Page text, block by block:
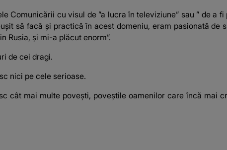
Comunicării cu visul de ”a lucra în televiziune” sau ” de a
să facă și practică în acest domeniu, eram pasionată de
Rusia, și mi-a plăcut enorm”.
de cei dragi.
nici pe cele serioase.
cât mai multe povești, poveștile oamenilor care încă mai